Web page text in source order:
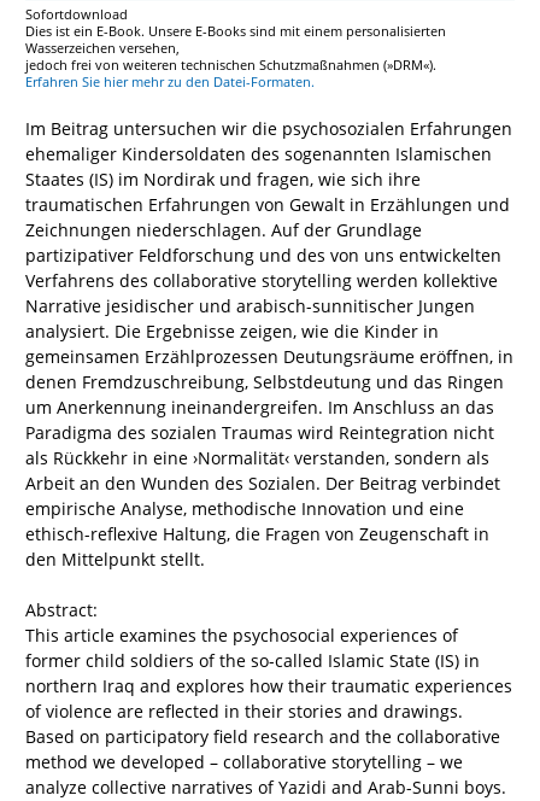
Sofortdownload
Dies ist ein E-Book. Unsere E-Books sind mit einem personalisierten
Wasserzeichen versehen,
jedoch frei von weiteren technischen Schutzmaßnahmen (»DRM«).
Erfahren Sie hier mehr zu den Datei-Formaten.
Im Beitrag untersuchen wir die psychosozialen Erfahrungen
ehemaliger Kindersoldaten des sogenannten Islamischen
Staates (IS) im Nordirak und fragen, wie sich ihre
traumatischen Erfahrungen von Gewalt in Erzählungen und
Zeichnungen niederschlagen. Auf der Grundlage
partizipativer Feldforschung und des von uns entwickelten
Verfahrens des collaborative storytelling werden kollektive
Narrative jesidischer und arabisch-sunnitischer Jungen
analysiert. Die Ergebnisse zeigen, wie die Kinder in
gemeinsamen Erzählprozessen Deutungsräume eröffnen, in
denen Fremdzuschreibung, Selbstdeutung und das Ringen
um Anerkennung ineinandergreifen. Im Anschluss an das
Paradigma des sozialen Traumas wird Reintegration nicht
als Rückkehr in eine ›Normalität‹ verstanden, sondern als
Arbeit an den Wunden des Sozialen. Der Beitrag verbindet
empirische Analyse, methodische Innovation und eine
ethisch-reflexive Haltung, die Fragen von Zeugenschaft in
den Mittelpunkt stellt.
Abstract:
This article examines the psychosocial experiences of
former child soldiers of the so-called Islamic State (IS) in
northern Iraq and explores how their traumatic experiences
of violence are reflected in their stories and drawings.
Based on participatory field research and the collaborative
method we developed – collaborative storytelling – we
analyze collective narratives of Yazidi and Arab-Sunni boys.